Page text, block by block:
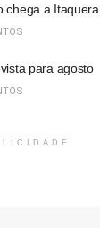
chega a Itaquera
para agosto